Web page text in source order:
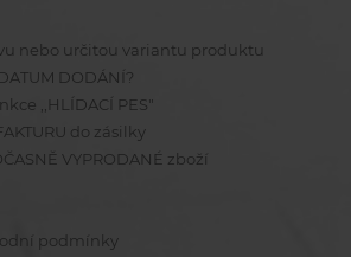
nebo určitou variantu produktu
DODÁNÍ?
,,HLÍDACÍ PES"
do zásilky
VYPRODANÉ zboží
podmínky